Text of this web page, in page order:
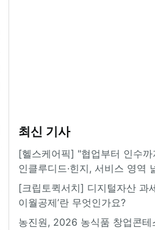
최신 기사
[헬스케어픽] "협업부터 인수까
인클루디드·힌지, 서비스 영역
[크립토퀵서치] 디지털자산 과
이월공제’란 무엇인가요?
농진원, 2026 농식품 창업콘테